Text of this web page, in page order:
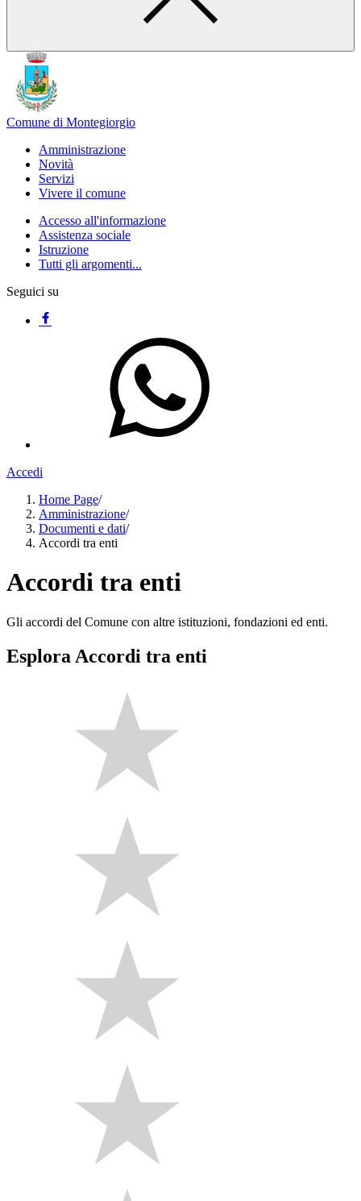
Comune di Montegiorgio
Amministrazione
Novità
Servizi
Vivere il comune
Accesso all'informazione
Assistenza sociale
Istruzione
Tutti gli argomenti...
Seguici su
Accedi
Home Page/
Amministrazione/
Documenti e dati/
Accordi tra enti
Accordi tra enti
Gli accordi del Comune con altre istituzioni, fondazioni ed enti.
Esplora Accordi tra enti